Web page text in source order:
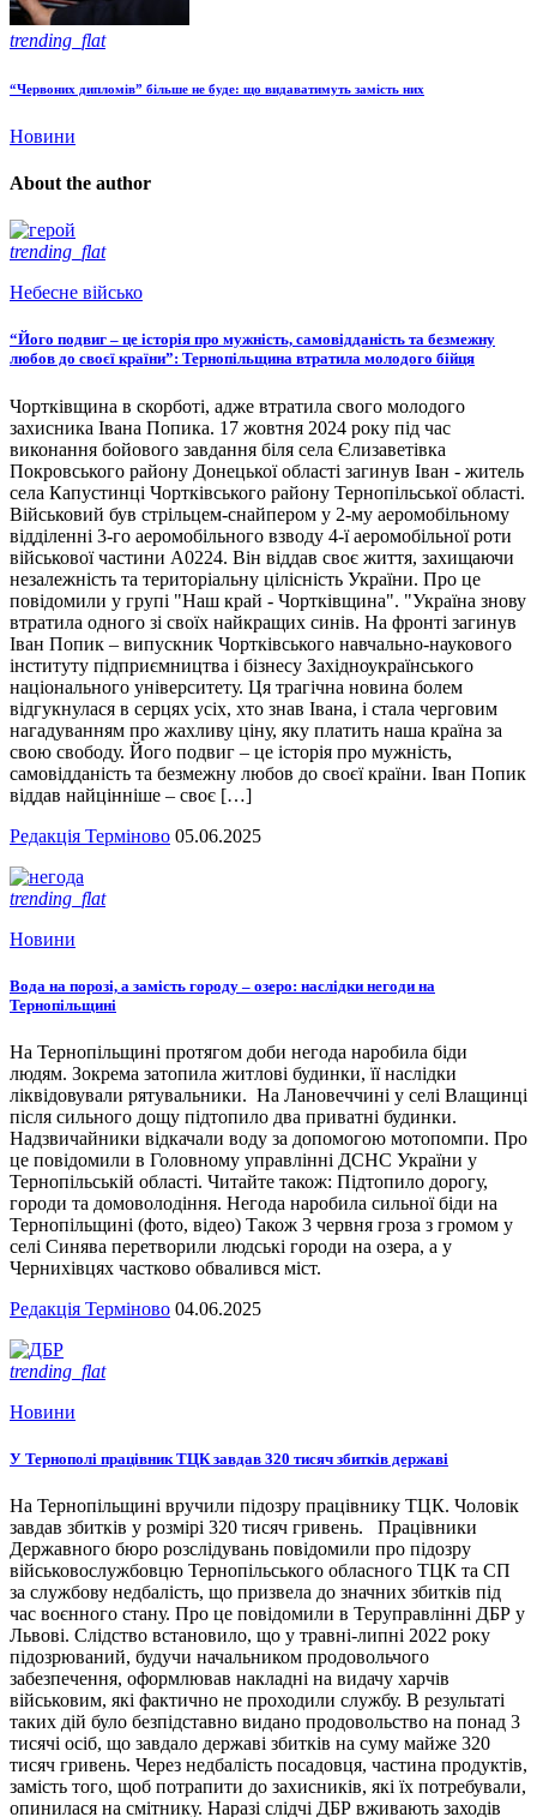
trending_flat
“Червоних дипломів” більше не буде: що видаватимуть замість них
Новини
About the author
trending_flat
Небесне військо
“Його подвиг – це історія про мужність, самовідданість та безмежну
любов до своєї країни”: Тернопільщина втратила молодого бійця
Чортківщина в скорботі, адже втратила свого молодого
захисника Івана Попика. 17 жовтня 2024 року під час
виконання бойового завдання біля села Єлизаветівка
Покровського району Донецької області загинув Іван - житель
села Капустинці Чортківського району Тернопільської області.
Військовий був стрільцем-снайпером у 2-му аеромобільному
відділенні 3-го аеромобільного взводу 4-ї аеромобільної роти
військової частини А0224. Він віддав своє життя, захищаючи
незалежність та територіальну цілісність України. Про це
повідомили у групі "Наш край - Чортківщина". "Україна знову
втратила одного зі своїх найкращих синів. На фронті загинув
Іван Попик – випускник Чортківського навчально-наукового
інституту підприємництва і бізнесу Західноукраїнського
національного університету. Ця трагічна новина болем
відгукнулася в серцях усіх, хто знав Івана, і стала черговим
нагадуванням про жахливу ціну, яку платить наша країна за
свою свободу. Його подвиг – це історія про мужність,
самовідданість та безмежну любов до своєї країни. Іван Попик
віддав найцінніше – своє […]
Редакція Терміново 05.06.2025
trending_flat
Новини
Вода на порозі, а замість городу – озеро: наслідки негоди на
Тернопільщині
На Тернопільщині протягом доби негода наробила біди
людям. Зокрема затопила житлові будинки, її наслідки
ліквідовували рятувальники. На Лановеччині у селі Влащинці
після сильного дощу підтопило два приватні будинки.
Надзвичайники відкачали воду за допомогою мотопомпи. Про
це повідомили в Головному управлінні ДСНС України у
Тернопільській області. Читайте також: Підтопило дорогу,
городи та домоволодіння. Негода наробила сильної біди на
Тернопільщині (фото, відео) Також 3 червня гроза з громом у
селі Синява перетворили людські городи на озера, а у
Чернихівцях частково обвалився міст.
Редакція Терміново 04.06.2025
trending_flat
Новини
У Тернополі працівник ТЦК завдав 320 тисяч збитків державі
На Тернопільщині вручили підозру працівнику ТЦК. Чоловік
завдав збитків у розмірі 320 тисяч гривень. Працівники
Державного бюро розслідувань повідомили про підозру
військовослужбовцю Тернопільського обласного ТЦК та СП
за службову недбалість, що призвела до значних збитків під
час воєнного стану. Про це повідомили в Теруправлінні ДБР у
Львові. Слідство встановило, що у травні-липні 2022 року
підозрюваний, будучи начальником продовольчого
забезпечення, оформлював накладні на видачу харчів
військовим, які фактично не проходили службу. В результаті
таких дій було безпідставно видано продовольство на понад 3
тисячі осіб, що завдало державі збитків на суму майже 320
тисяч гривень. Через недбалість посадовця, частина продуктів,
замість того, щоб потрапити до захисників, які їх потребували,
опинилася на смітнику. Наразі слідчі ДБР вживають заходів